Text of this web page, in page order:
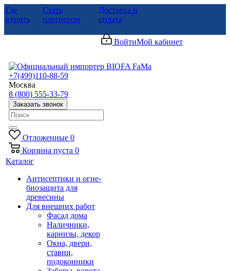
Где
купить
Стать
партнером
Доставка и
оплата
ВойтиМой кабинет
+7(499)110-88-59
Москва
8 (800) 555-33-79
Заказать звонок
Отложенные 0
Корзина пуста 0
Каталог
Антисептики и огне-
биозащита для
древесины
Для внешних работ
Фасад дома
Наличники,
карнизы, декор
Окна, двери,
ставни,
подоконники